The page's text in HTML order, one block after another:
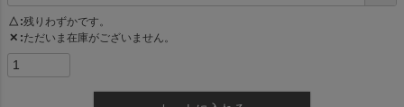
△ 残りわずかです。
✕ ただいま在庫がございません。